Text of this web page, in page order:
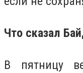
Что сказал
В пятницу